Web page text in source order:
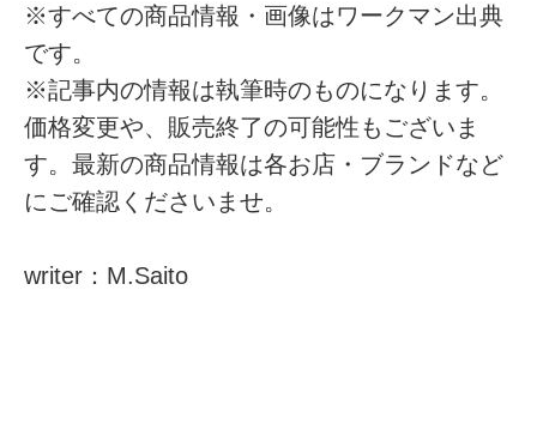
※すべての商品情報・画像はワークマン出典
です。
※記事内の情報は執筆時のものになります。
価格変更や、販売終了の可能性もございま
す。最新の商品情報は各お店・ブランドなど
にご確認くださいませ。
writer：M.Saito